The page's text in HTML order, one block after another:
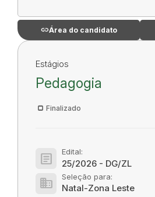
linkÁrea do candidato
Estágios
Pedagogia
Finalizado
article Edital:
25/2026 - DG/ZL
domain Seleção para:
Natal-Zona Leste